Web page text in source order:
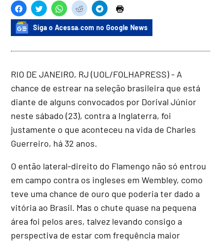
Siga o Acessa.com no Google News
RIO DE JANEIRO, RJ (UOL/FOLHAPRESS) - A
chance de estrear na seleção brasileira que está
diante de alguns convocados por Dorival Júnior
neste sábado (23), contra a Inglaterra, foi
justamente o que aconteceu na vida de Charles
Guerreiro, há 32 anos.
O então lateral-direito do Flamengo não só entrou
em campo contra os ingleses em Wembley, como
teve uma chance de ouro que poderia ter dado a
vitória ao Brasil. Mas o chute quase na pequena
área foi pelos ares, talvez levando consigo a
perspectiva de estar com frequência maior